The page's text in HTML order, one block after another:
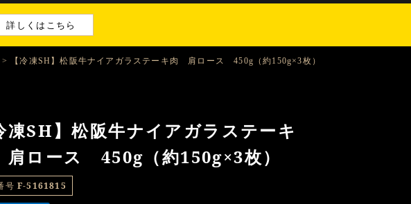
詳しくはこちら
【冷凍SH】松阪牛ナイアガラステーキ肉 肩ロース 450g（約150g×3枚）
凍SH】松阪牛ナイアガラステーキ
ロース 450g（約150g×3枚）
号 F-5161815